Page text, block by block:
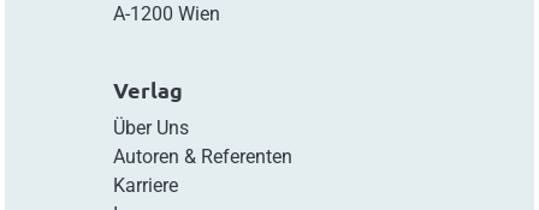
A-1200 Wien
Verlag
Über Uns
Autoren & Referenten
Karriere